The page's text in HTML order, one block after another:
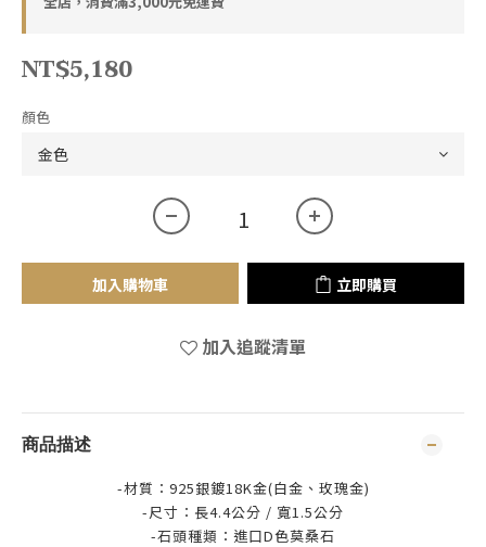
NT$5,180
顏色
加入購物車 立即購買
加入追蹤清單
商品描述
-材質：925銀鍍18K金(白金、玫瑰金)
-尺寸：長4.4公分 / 寬1.5公分
-石頭種類：進口D色莫桑石